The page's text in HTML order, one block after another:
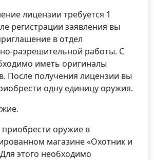
лицензии требуется 1
регистрации заявления вы
в отдел
разрешительной работы. С
иметь оригиналы
После получения лицензии вы
одну единицу оружия.
оружие в
магазине «Охотник и
этого необходимо